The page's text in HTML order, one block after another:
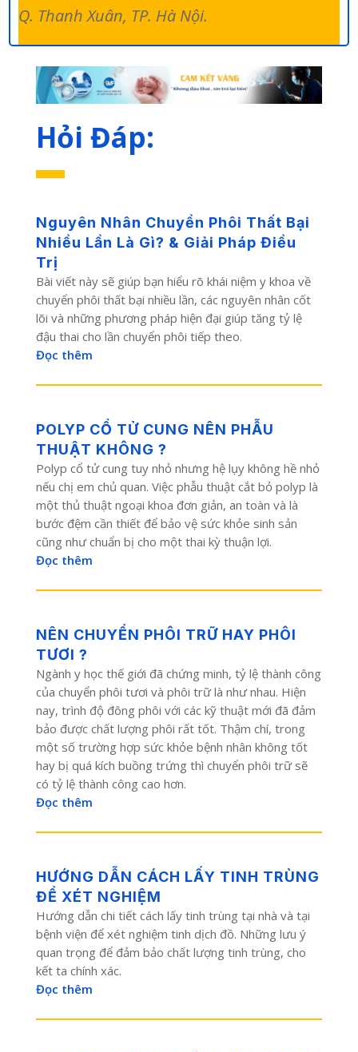
Q. Thanh Xuân, TP. Hà Nội.
Hỏi Đáp:
Nguyên Nhân Chuyển Phôi Thất Bại
Nhiều Lần Là Gì? & Giải Pháp Điều
Trị
Bài viết này sẽ giúp bạn hiểu rõ khái niệm y khoa về
chuyển phôi thất bại nhiều lần, các nguyên nhân cốt
lõi và những phương pháp hiện đại giúp tăng tỷ lệ
đậu thai cho lần chuyển phôi tiếp theo.
Đọc thêm
POLYP CỔ TỬ CUNG NÊN PHẪU
THUẬT KHÔNG ?
Polyp cổ tử cung tuy nhỏ nhưng hệ lụy không hề nhỏ
nếu chị em chủ quan. Việc phẫu thuật cắt bỏ polyp là
một thủ thuật ngoại khoa đơn giản, an toàn và là
bước đệm cần thiết để bảo vệ sức khỏe sinh sản
cũng như chuẩn bị cho một thai kỳ thuận lợi.
Đọc thêm
NÊN CHUYỂN PHÔI TRỮ HAY PHÔI
TƯƠI ?
Ngành y học thế giới đã chứng minh, tỷ lệ thành công
của chuyển phôi tươi và phôi trữ là như nhau. Hiện
nay, trình độ đông phôi với các kỹ thuật mới đã đảm
bảo được chất lượng phôi rất tốt. Thậm chí, trong
một số trường hợp sức khỏe bệnh nhân không tốt
hay bị quá kích buồng trứng thì chuyển phôi trữ sẽ
có tỷ lệ thành công cao hơn.
Đọc thêm
HƯỚNG DẪN CÁCH LẤY TINH TRÙNG
ĐỂ XÉT NGHIỆM
Hướng dẫn chi tiết cách lấy tinh trùng tại nhà và tại
bệnh viện để xét nghiệm tinh dịch đồ. Những lưu ý
quan trọng để đảm bảo chất lượng tinh trùng, cho
kết ta chính xác.
Đọc thêm